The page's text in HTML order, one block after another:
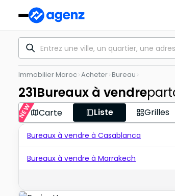
Immobilier Maroc Acheter Bureau
231Bureaux à vendre
NEW Carte Liste Grilles
Bureaux à vendre à Casablanca
Bureaux à vendre à Marrakech